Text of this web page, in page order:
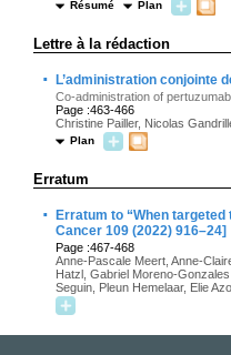
Résumé Plan
Lettre à la rédaction
· L’administration conjointe
Co-administration of
Page :463-466
Christine Pailler, Nicolas
Plan
Erratum
·
Erratum to “When
Cancer 109 (2022) 916–24]
Page :467-468
Anne-Pascale Meert, Anne-
Hatzl, Gabriel Moreno-
Seguin, Pleun Hemelaar, Elie